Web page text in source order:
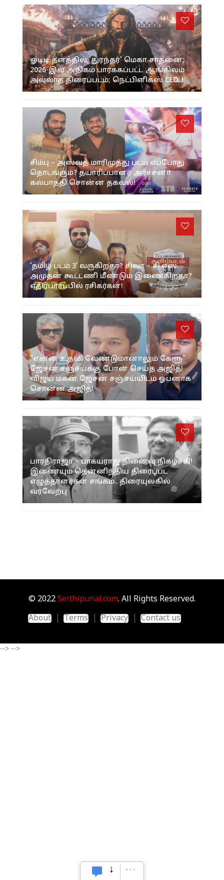
ஓடிடி தளத்தில் 'துரந்தர்' மெகா சாதனை;
2026-இல் அதிகம் பார்க்கப்பட்ட ஆங்கிலம்
அல்லாத திரைப்படம்; நெட்பிளிக்ஸ் CEO..!
சிம்பு – அஸ்வத் மாரிமுத்து படம் எப்போது
தொடங்கும்? தயாரிப்பாளர் அர்ச்சனா
கல்பாத்தி சொன்ன தகவல்!
‘தமிழ் படம் 3’ வருகிறதா? சிவா – சி.எஸ்.
அமுதன் கூட்டணி மீண்டும் இணைகிறதா?
எதிர்பார்ப்பில் ரசிகர்கள்!
“என்ன உதவி வேண்டுமானாலும் கேளு”
ஜேசன் சஞ்சய்க்கு போன் செய்த அஜித்!
விஜய் மகன் ஜேசன் சஞ்சய்யிடம் ஓபனாக
சொன்ன அஜித்!
பாரதிராஜா – பாக்யராஜ் நினைவு நிகழ்ச்சி!
இணையும் தென்னிந்திய திரைப்பட
எழுத்தாளர்கள் சங்கம்.. திரையுலகில்
வரவேற்பு
© 2022 Seithipunal.com. All Rights Reserved.
About
Terms Privacy Contact us
--> -->